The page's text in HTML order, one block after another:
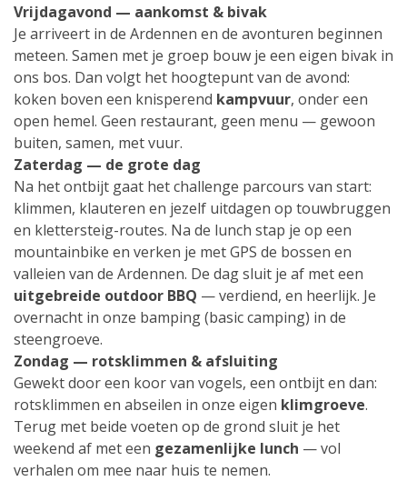
Vrijdagavond — aankomst & bivak
Je arriveert in de Ardennen en de avonturen beginnen
meteen. Samen met je groep bouw je een eigen bivak in
ons bos. Dan volgt het hoogtepunt van de avond:
koken boven een knisperend kampvuur, onder een
open hemel. Geen restaurant, geen menu — gewoon
buiten, samen, met vuur.
Zaterdag — de grote dag
Na het ontbijt gaat het challenge parcours van start:
klimmen, klauteren en jezelf uitdagen op touwbruggen
en klettersteig-routes. Na de lunch stap je op een
mountainbike en verken je met GPS de bossen en
valleien van de Ardennen. De dag sluit je af met een
uitgebreide outdoor BBQ — verdiend, en heerlijk. Je
overnacht in onze bamping (basic camping) in de
steengroeve.
Zondag — rotsklimmen & afsluiting
Gewekt door een koor van vogels, een ontbijt en dan:
rotsklimmen en abseilen in onze eigen klimgroeve.
Terug met beide voeten op de grond sluit je het
weekend af met een gezamenlijke lunch — vol
verhalen om mee naar huis te nemen.